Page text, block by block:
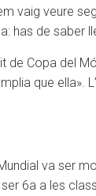
vaig veure
has de saber
de Copa del
que ella».
va ser
6a a les